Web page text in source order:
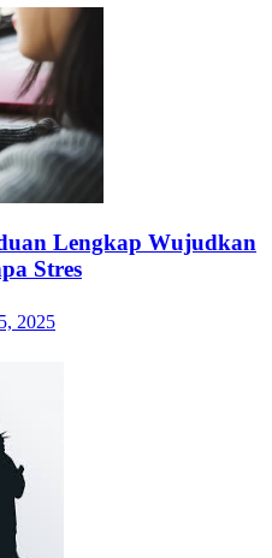
Lengkap Wujudkan
Stres
2025